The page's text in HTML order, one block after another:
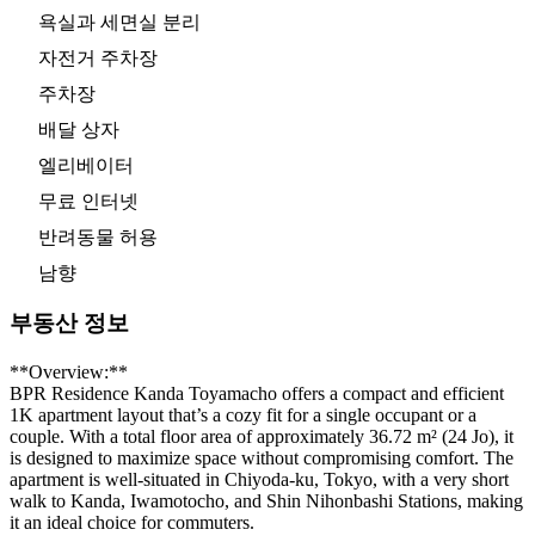
욕실과 세면실 분리
자전거 주차장
주차장
배달 상자
엘리베이터
무료 인터넷
반려동물 허용
남향
부동산 정보
**Overview:**
BPR Residence Kanda Toyamacho offers a compact and efficient
1K apartment layout that’s a cozy fit for a single occupant or a
couple. With a total floor area of approximately 36.72 m² (24 Jo), it
is designed to maximize space without compromising comfort. The
apartment is well-situated in Chiyoda-ku, Tokyo, with a very short
walk to Kanda, Iwamotocho, and Shin Nihonbashi Stations, making
it an ideal choice for commuters.